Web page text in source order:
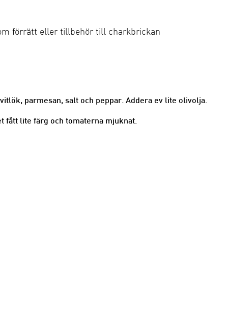
förrätt eller tillbehör till charkbrickan
parmesan, salt och peppar. Addera ev lite olivolja.
fått lite färg och tomaterna mjuknat.